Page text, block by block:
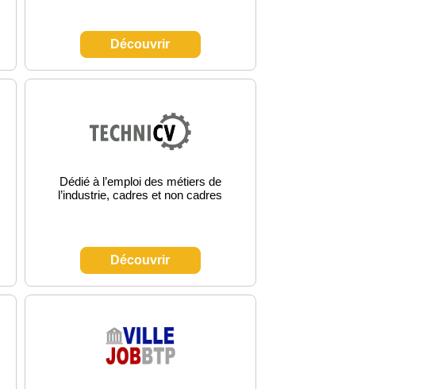
Découvrir
Dédié à l’emploi des métiers de
l’industrie, cadres et non cadres
Découvrir